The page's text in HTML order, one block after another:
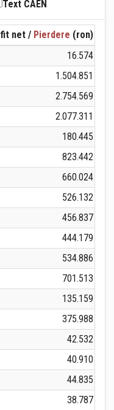
Text CAEN
net / Pierdere (ron)
16.574
1.504.851
2.754.569
2.077.311
180.445
823.442
660.024
526.132
456.837
444.179
534.886
701.513
135.159
375.988
42.532
40.910
44.835
38.787